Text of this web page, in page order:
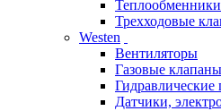
Теплообменники
Трехходовые
Westen
Вентиляторы
Газовые клапаны
Датчики,